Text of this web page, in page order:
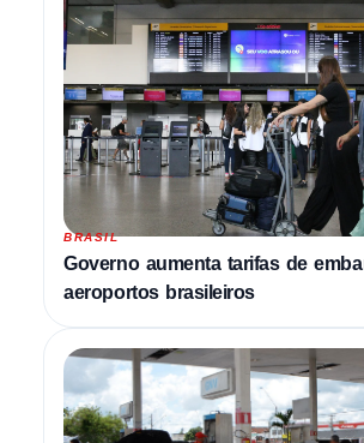
BRASIL
Governo aumenta tarifas de
aeroportos brasileiros